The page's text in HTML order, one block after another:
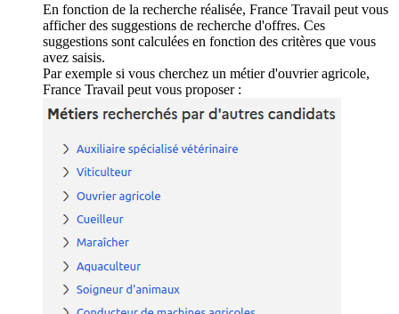
En fonction de la recherche réalisée, France Travail peut vous
afficher des suggestions de recherche d'offres. Ces
suggestions sont calculées en fonction des critères que vous
avez saisis.
Par exemple si vous cherchez un métier d'ouvrier agricole,
France Travail peut vous proposer :